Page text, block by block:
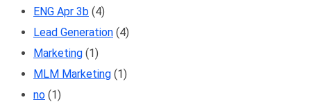
ENG Apr 3b (4)
Lead Generation (4)
Marketing (1)
MLM Marketing (1)
no (1)